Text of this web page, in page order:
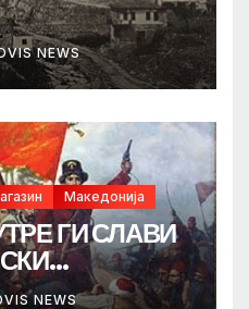
NEWS
Македонија
ГИ СЛАВИ
NEWS